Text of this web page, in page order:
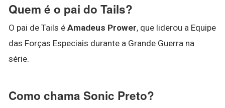
Quem é o pai do Tails?
O pai de Tails é Amadeus Prower, que liderou a Equipe
das Forças Especiais durante a Grande Guerra na
série.
Como chama Sonic Preto?